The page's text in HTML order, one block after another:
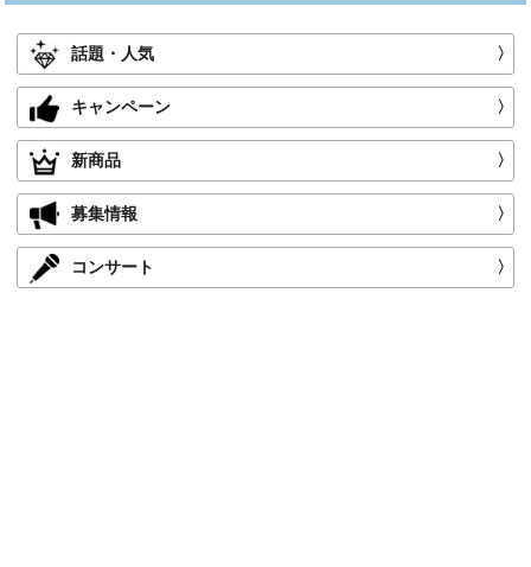
話題・人気 〉
キャンペーン 〉
新商品 〉
募集情報 〉
コンサート 〉